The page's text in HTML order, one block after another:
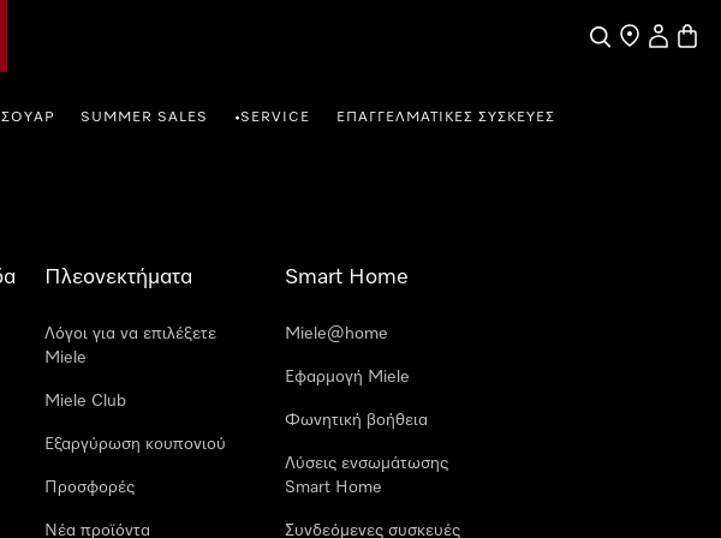
Αναζήτηση
Εύρεση
Ο
SUMMER SALES •SERVICE ΕΠΑΓΓΕΛΜΑΤΙΚΈΣ ΣΥΣΚΕΥΈΣ
Πλεονεκτήματα
Λόγοι για να επιλέξετε
Miele
Miele Club
Εξαργύρωση κουπονιού
Προσφορές
Νέα προϊόντα
Smart Home
Miele@home
Εφαρμογή Miele
Φωνητική βοήθεια
Λύσεις ενσωμάτωσης
Smart Home
Συνδεόμενες συσκευές